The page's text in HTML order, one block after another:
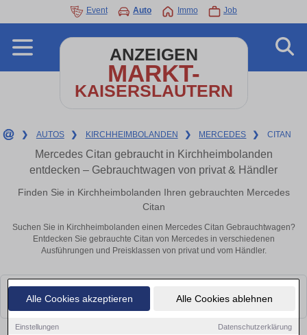
Alle Cookies akzeptieren Alle Cookies ablehnen
Einstellungen Datenschutzerklärung
Event Auto Immo Job
ANZEIGEN
MARKT-
KAISERSLAUTERN
❯ AUTOS ❯ KIRCHHEIMBOLANDEN ❯ MERCEDES ❯ CITAN
Mercedes Citan gebraucht in Kirchheimbolanden
entdecken – Gebrauchtwagen von privat & Händler
Finden Sie in Kirchheimbolanden Ihren gebrauchten Mercedes
Citan
Suchen Sie in Kirchheimbolanden einen Mercedes Citan Gebrauchtwagen?
Entdecken Sie gebrauchte Citan von Mercedes in verschiedenen
Ausführungen und Preisklassen von privat und vom Händler.
Leider konnten wir derzeit keine passenden Autos finden. Schauen Sie
bald wieder vorbei!